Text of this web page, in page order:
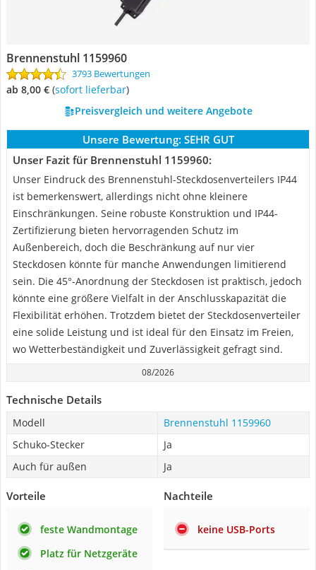
Brennenstuhl 1159960
3793 Bewertungen
ab 8,00 € ( Sofort lieferbar)
Preisvergleich und weitere Angebote
Unsere Bewertung: SEHR GUT
Unser Fazit für Brennenstuhl 1159960:
Unser Eindruck des Brennenstuhl-Steckdosenverteilers IP44
ist bemerkenswert, allerdings nicht ohne kleinere
Einschränkungen. Seine robuste Konstruktion und IP44-
Zertifizierung bieten hervorragenden Schutz im
Außenbereich, doch die Beschränkung auf nur vier
Steckdosen könnte für manche Anwendungen limitierend
sein. Die 45°-Anordnung der Steckdosen ist praktisch, jedoch
könnte eine größere Vielfalt in der Anschlusskapazität die
Flexibilität erhöhen. Trotzdem bietet der Steckdosenverteiler
eine solide Leistung und ist ideal für den Einsatz im Freien,
wo Wetterbeständigkeit und Zuverlässigkeit gefragt sind.
08/2026
Technische Details
Modell
Brennenstuhl 1159960
Schuko-Stecker
Ja
Auch für außen
Ja
Vorteile
feste Wandmontage
Platz für Netzgeräte
Nachteile
keine USB-Ports